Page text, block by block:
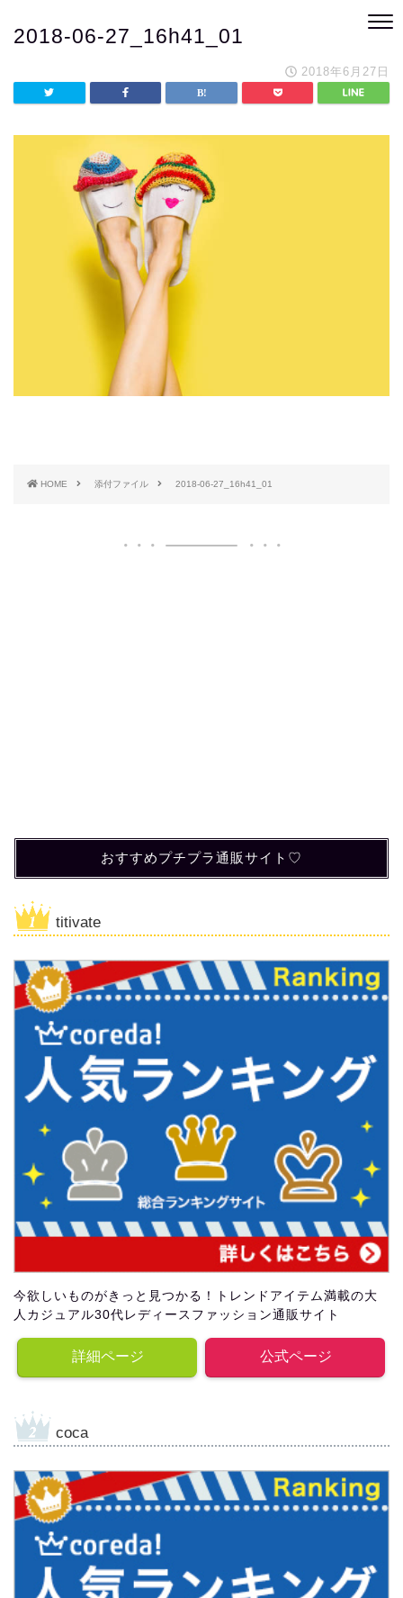
2018-06-27_16h41_01
2018年6月27日
HOME 添付ファイル 2018-06-27_16h41_01
おすすめプチプラ通販サイト♡
titivate
今欲しいものがきっと見つかる！トレンドアイテム満載の大
人カジュアル30代レディースファッション通販サイト
詳細ページ 公式ページ
coca